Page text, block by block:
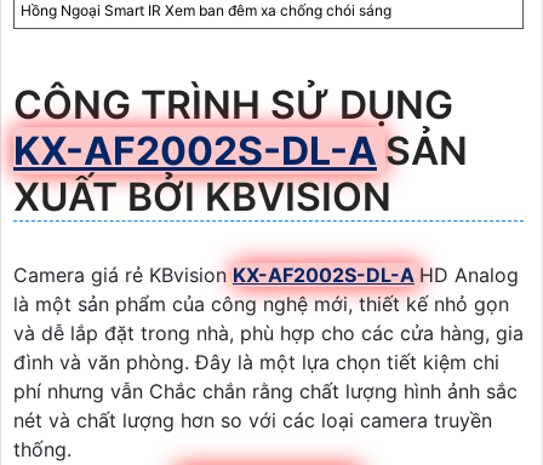
Hồng Ngoại Smart IR Xem ban đêm xa chống chói sáng
CÔNG TRÌNH SỬ DỤNG
KX-AF2002S-DL-A SẢN
XUẤT BỞI KBVISION
Camera giá rẻ KBvision KX-AF2002S-DL-A HD Analog
là một sản phẩm của công nghệ mới, thiết kế nhỏ gọn
và dễ lắp đặt trong nhà, phù hợp cho các cửa hàng, gia
đình và văn phòng. Đây là một lựa chọn tiết kiệm chi
phí nhưng vẫn Chắc chắn rằng chất lượng hình ảnh sắc
nét và chất lượng hơn so với các loại camera truyền
thống.